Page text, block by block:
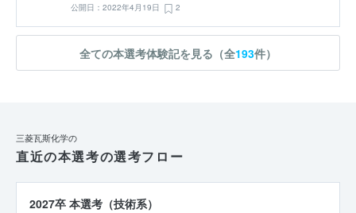
公開日：2022年4月19日
2
全ての本選考体験記を見る（全193件）
三菱瓦斯化学の
直近の本選考の選考フロー
2027卒 本選考（技術系）